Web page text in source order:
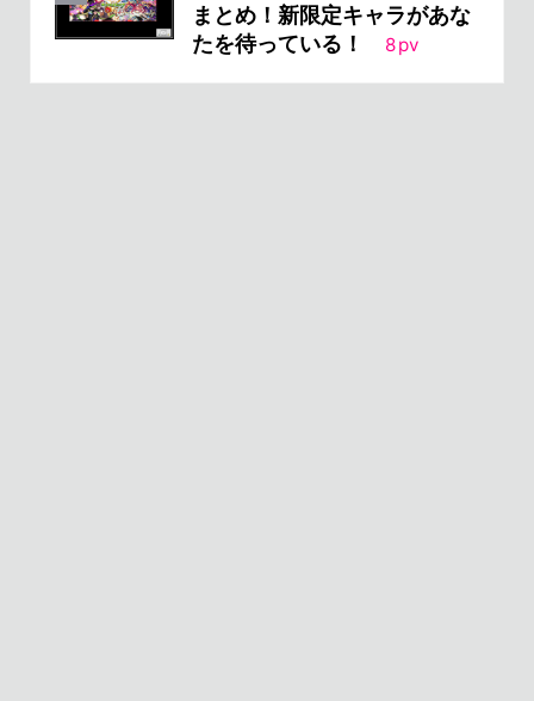
まとめ！新限定キャラがあな
たを待っている！
8pv